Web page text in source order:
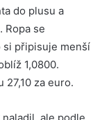
do plusu a
Ropa se
si připisuje menší
1,0800.
za euro.